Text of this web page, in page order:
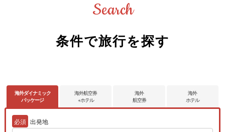
Search
条件で旅行を探す
海外ダイナミック
パッケージ
海外航空券
+ホテル
海外
航空券
海外
ホテル
必須 出発地